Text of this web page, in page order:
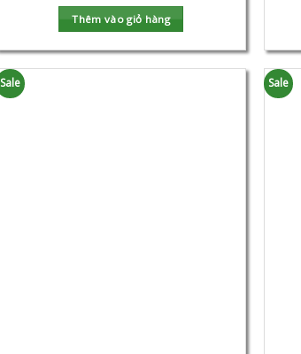
Thêm vào giỏ hàng
Sale Sale